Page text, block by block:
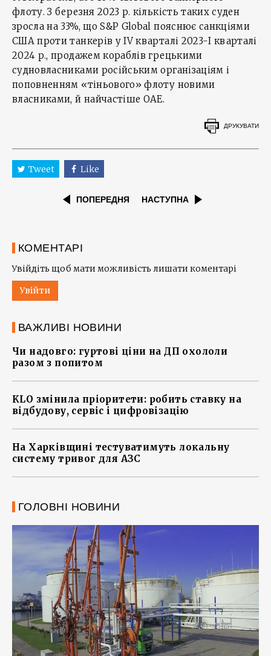
флоту. З березня 2023 р. кількість таких суден
зросла на 33%, що S&P Global пояснює санкціями
США проти танкерів у IV кварталі 2023-I кварталі
2024 р., продажем кораблів грецькими
судновласниками російським організаціям і
поповненням «тіньового» флоту новими
власниками, й найчастіше ОАЕ.
ДРУКУВАТИ
Tweet Like
ПОПЕРЕДНЯ НАСТУПНА
КОМЕНТАРІ
Увійдіть щоб мати можливість лишати коментарі
Увійти
ВАЖЛИВІ НОВИНИ
Чи надовго: гуртові ціни на ДП охололи
разом з попитом
KLO змінила пріоритети: робить ставку на
відбудову, сервіс і цифровізацію
На Харківщині тестуватимуть локальну
систему тривог для АЗС
ГОЛОВНІ НОВИНИ